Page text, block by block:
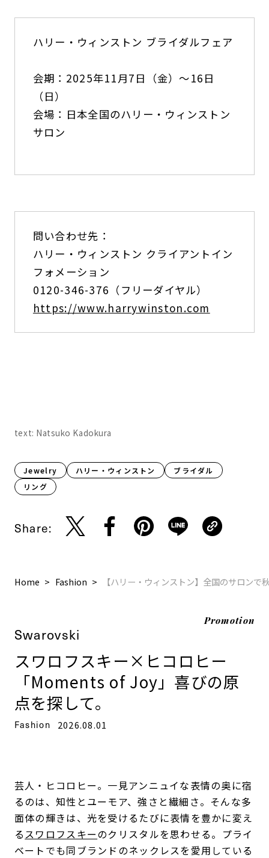
ハリー・ウィンストン ブライダルフェア
会期：2025年11月7日（金）〜16日
（日）
会場：日本全国のハリー・ウィンストン
サロン
問い合わせ先：
ハリー・ウィンストン クライアントイン
フォメーション
0120-346-376（フリーダイヤル）
https://www.harrywinston.com
text: Natsuko Kadokura
Jewelry ハリー・ウィンストン
ブライダル
リング
Share:
Home Fashion 【ハリー・ウィンストン】全国のサロンで
Promotion
Swarovski
スワロフスキー×ヒコロヒー
「Moments of Joy」喜びの原
点を探して。
Fashion 2026.08.01
芸人・ヒコロヒー。一見アンニュイな表情の奥に宿
るのは、知性とユーモア、強さと繊細さ。そんな多
面体の輝きは、光を受けるたびに表情を豊かに変え
るスワロフスキーのクリスタルを思わせる。プライ
ベートでも同ブランドのネックレスを愛用している